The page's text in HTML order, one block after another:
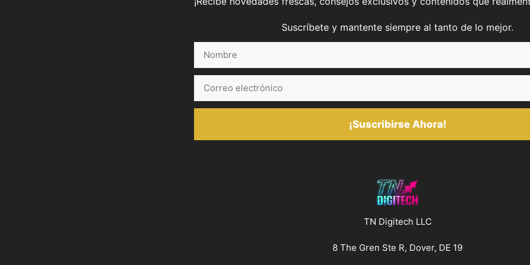
Suscríbete y mantente siempre al tanto de lo mejor.
electrónico
¡Suscribirse Ahora!
TN Digitech LLC
8 The Gren Ste R, Dover, DE 19